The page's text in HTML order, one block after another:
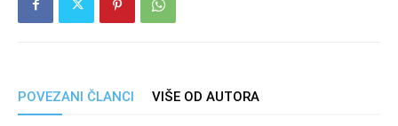
POVEZANI ČLANCI VIŠE OD AUTORA